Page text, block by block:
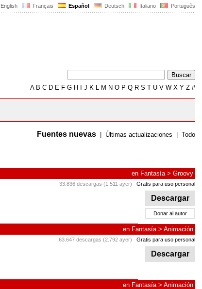
English Français Español Deutsch Italiano Português
AB C D E F G H J K L M N O P Q R S T U V W X Y Z #
Fuentes nuevas Últimas actualizaciones Todo
en Fantasía> Groovy
33.836 descargas (1.511 ayer) Gratis para uso personal
Descargar
Donar al autor
en Fantasía> Animación
63.647 descargas (2.792 ayer) Gratis para uso personal
Descargar
en Fantasía> Animación